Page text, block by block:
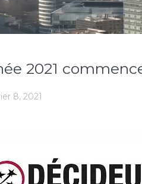
2021
8, 2021